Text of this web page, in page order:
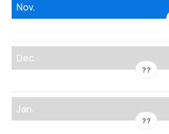
Nov.
Dec.
??
Jan.
??